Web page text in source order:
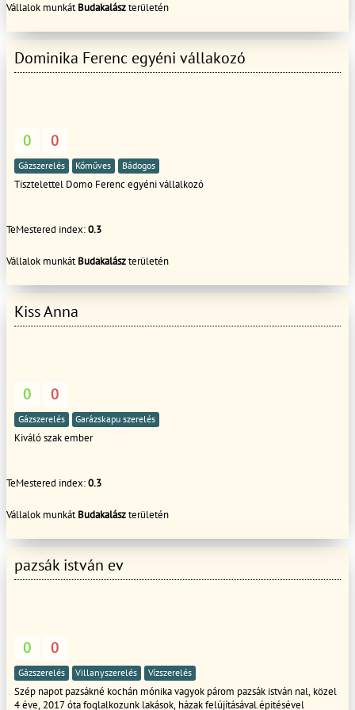
Vállalok munkátBudakalászterületén
Dominika Ferenc egyéni vállakozó
0 0
Gázszerelés Kőműves Bádogos
Tisztelettel Domo Ferenc egyéni vállalkozó
TeMestered index:0.3
Vállalok munkátBudakalászterületén
Kiss Anna
0 0
Gázszerelés Garázskapu szerelés
Kiváló szak ember
TeMestered index:0.3
Vállalok munkátBudakalászterületén
pazsák istván ev
0 0
Gázszerelés Villanyszerelés Vízszerelés
Szép napot pazsákné kochán mónika vagyok párom pazsák istván nal, közel
4 éve, 2017 óta foglalkozunk lakások, házak felújításával.épitésével